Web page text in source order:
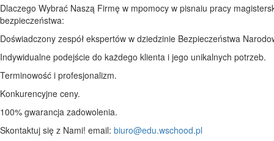
Dlaczego Wybrać Naszą Firmę w mpomocy w pisnaiu pracy
bezpieczeństwa:
Doświadczony zespół ekspertów w dziedzinie Bezpieczeństwa
Indywidualne podejście do każdego klienta i jego unikalnych potrzeb.
Terminowość i profesjonalizm.
Konkurencyjne ceny.
100% gwarancja zadowolenia.
Skontaktuj się z Nami! email: biuro@edu.wschood.pl